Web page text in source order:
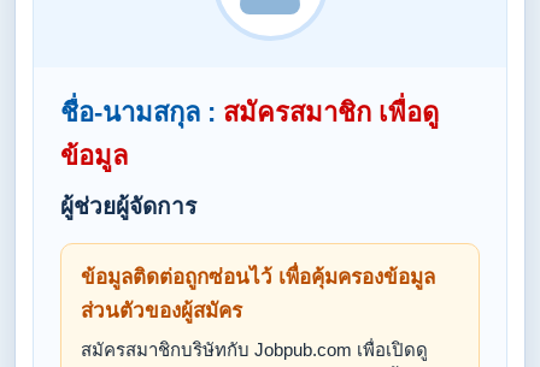
ชื่อ-นามสกุล : สมัครสมาชิก เพื่อดู
ข้อมูล
ผู้ช่วยผู้จัดการ
ข้อมูลติดต่อถูกซ่อนไว้ เพื่อคุ้มครองข้อมูล
ส่วนตัวของผู้สมัคร
สมัครสมาชิกบริษัทกับ Jobpub.com เพื่อเปิดดู